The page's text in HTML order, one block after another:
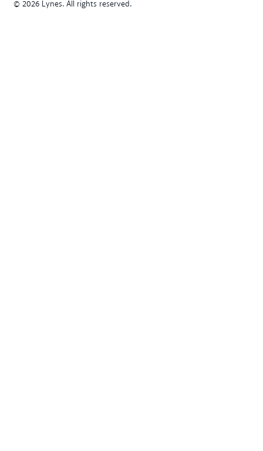
© 2026 Lynes. All rights reserved.